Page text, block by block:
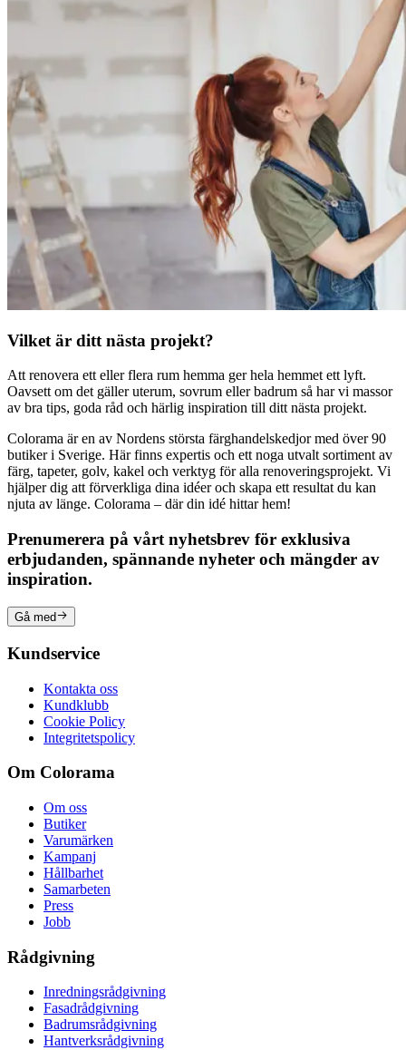
Vilket är ditt nästa projekt?
Att renovera ett eller flera rum hemma ger hela hemmet ett lyft.
Oavsett om det gäller uterum, sovrum eller badrum så har vi massor
av bra tips, goda råd och härlig inspiration till ditt nästa projekt.
Colorama är en av Nordens största färghandelskedjor med över 90
butiker i Sverige. Här finns expertis och ett noga utvalt sortiment av
färg, tapeter, golv, kakel och verktyg för alla renoveringsprojekt. Vi
hjälper dig att förverkliga dina idéer och skapa ett resultat du kan
njuta av länge. Colorama – där din idé hittar hem!
Prenumerera på vårt nyhetsbrev för exklusiva
erbjudanden, spännande nyheter och mängder av
inspiration.
Gå med
Kundservice
Kontakta oss
Kundklubb
Cookie Policy
Integritetspolicy
Om Colorama
Om oss
Butiker
Varumärken
Kampanj
Hållbarhet
Samarbeten
Press
Jobb
Rådgivning
Inredningsrådgivning
Fasadrådgivning
Badrumsrådgivning
Hantverksrådgivning